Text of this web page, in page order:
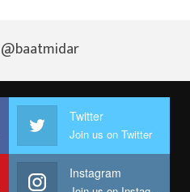
@baatmidar
Twitter
Join us on Twitter
Instagram